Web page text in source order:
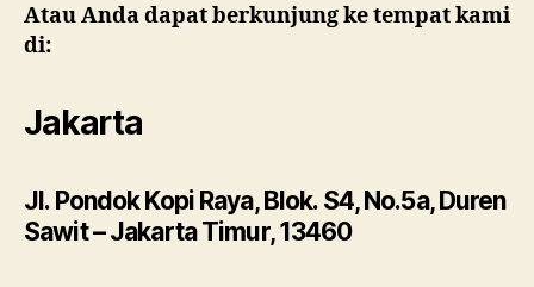
Atau Anda dapat berkunjung ke tempat kami
di:
Jakarta
Jl. Pondok Kopi Raya, Blok. S4, No.5a, Duren
Sawit – Jakarta Timur, 13460